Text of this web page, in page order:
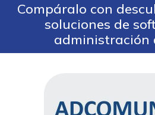
Compáralo con
soluciones de
administración